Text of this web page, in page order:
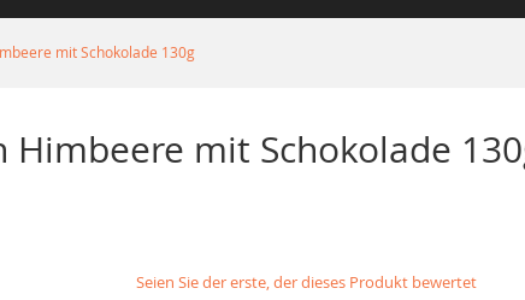
mit Schokolade 130g
mit Schokolade
Seien Sie der erste, der dieses Produkt bewertet